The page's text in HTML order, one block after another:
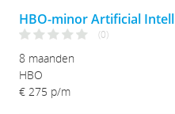
HBO-minor Artificial
(0)
8 maanden
HBO
€ 275 p/m